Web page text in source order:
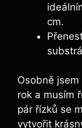
cm.
Osobně
rok a musím
pár řízků se
vytvořit